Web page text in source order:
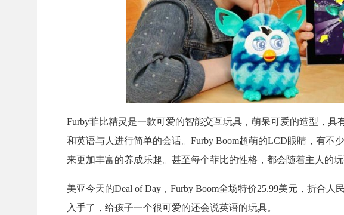
Furby菲比精灵是一款可爱的智能交互玩具，萌呆可爱的造型，
和英语与人进行简单的会话。Furby Boom超萌的LCD眼睛，有不
来更加丰富的养成乐趣。甚至每个菲比的性格，都会随着主人的玩
美亚今天的Deal of Day，Furby Boom全场特价25.99美元，折合
入手了，给孩子一个很可爱的还会说英语的玩具。